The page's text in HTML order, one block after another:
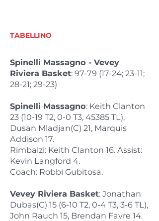
TABELLINO
Spinelli Massagno - Vevey
Riviera Basket: 97-79 (17-24; 23-11;
28-21; 29-23)
Spinelli Massagno: Keith Clanton
23 (10-19 T2, 0-0 T3, 45385 TL),
Dusan Mladjan(C) 21, Marquis
Addison 17.
Rimbalzi: Keith Clanton 16. Assist:
Kevin Langford 4.
Coach: Robbi Gubitosa.
Vevey Riviera Basket: Jonathan
Dubas(C) 15 (6-10 T2, 0-4 T3, 3-6 TL),
John Rauch 15, Brendan Favre 14.